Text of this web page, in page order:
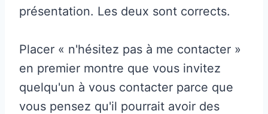
présentation. Les deux sont corrects.
Placer « n'hésitez pas à me contacter »
en premier montre que vous invitez
quelqu'un à vous contacter parce que
vous pensez qu'il pourrait avoir des